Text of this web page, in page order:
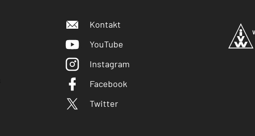
Kontakt
YouTube
Instagram
Facebook
Twitter